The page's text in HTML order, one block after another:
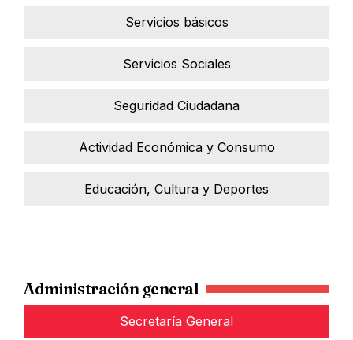
Servicios básicos
Servicios Sociales
Seguridad Ciudadana
Actividad Económica y Consumo
Educación, Cultura y Deportes
Administración general
Secretaría General